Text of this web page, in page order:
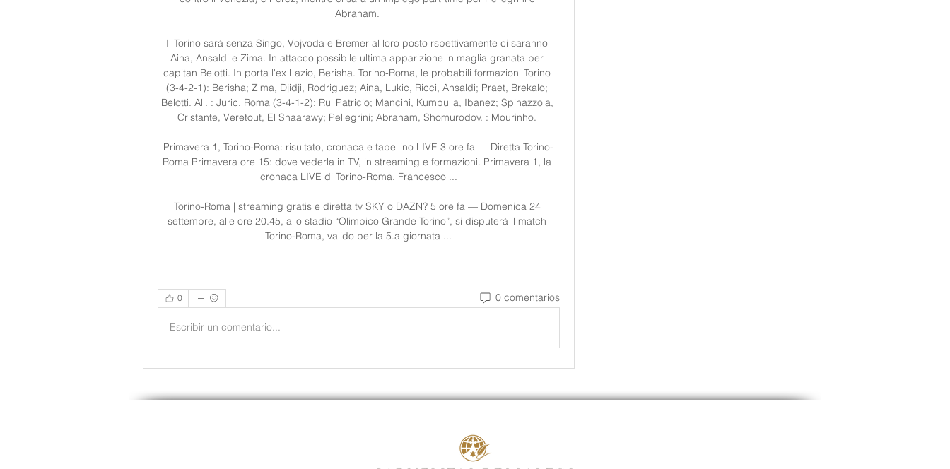
Abraham.
Il Torino sarà senza Singo, Vojvoda e Bremer al loro posto rspettivamente ci saranno
Aina, Ansaldi e Zima. In attacco possibile ultima apparizione in maglia granata per
capitan Belotti. In porta l'ex Lazio, Berisha. Torino-Roma, le probabili formazioni Torino
(3-4-2-1): Berisha; Zima, Djidji, Rodriguez; Aina, Lukic, Ricci, Ansaldi; Praet, Brekalo;
Belotti. All. : Juric. Roma (3-4-1-2): Rui Patricio; Mancini, Kumbulla, Ibanez; Spinazzola,
Cristante, Veretout, El Shaarawy; Pellegrini; Abraham, Shomurodov. : Mourinho.
Primavera 1, Torino-Roma: risultato, cronaca e tabellino LIVE 3 ore fa — Diretta Torino-
Roma Primavera ore 15: dove vederla in TV, in streaming e formazioni. Primavera 1, la
cronaca LIVE di Torino-Roma. Francesco ...
Torino-Roma | streaming gratis e diretta tv SKY o DAZN? 5 ore fa — Domenica 24
settembre, alle ore 20.45, allo stadio “Olimpico Grande Torino”, si disputerà il match
Torino-Roma, valido per la 5.a giornata ...
0 0 comentarios
Escribir un comentario...